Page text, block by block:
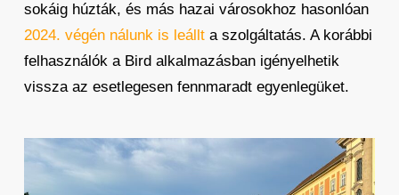
sokáig húzták, és más hazai városokhoz hasonlóan
2024. végén nálunk is leállta szolgáltatás. A korábbi
felhasználók a Bird alkalmazásban igényelhetik
vissza az esetlegesen fennmaradt egyenlegüket.